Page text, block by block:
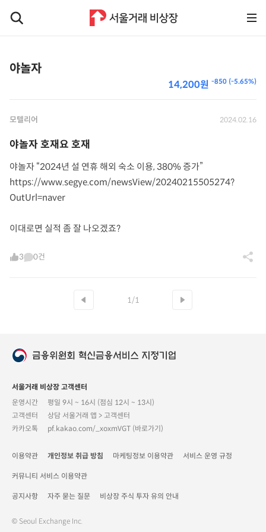
야놀자
-850 (-5.65%)
14,200원
모텔리어 2024.02.16
야놀자 호재요 호재
야놀자 “2024년 설 연휴 해외 숙소 이용, 380% 증가”
https://www.segye.com/newsView/20240215505274?
OutUrl=naver
이대로면 실적 좀 잘 나오겠죠?
3 0건
1/1
서울거래 비상장 고객센터
운영시간
평일 9시 ~ 16시 (점심 12시 ~ 13시)
고객센터
상담 서울거래 앱 > 고객센터
카카오톡
pf.kakao.com/_xoxmVGT (바로가기)
이용약관 개인정보 취급 방침 마케팅정보 이용약관 서비스 운영 규정
커뮤니티 서비스 이용약관
공지사항 자주 묻는 질문 비상장 주식 투자 유의 안내
© Seoul Exchange Inc.